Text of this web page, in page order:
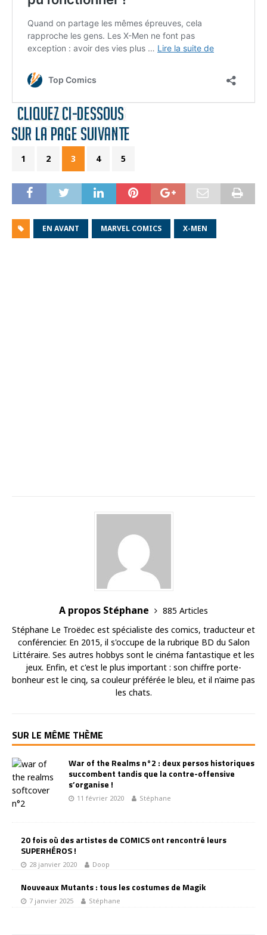
1 2 3 4 5
EN AVANT MARVEL COMICS X-MEN
A propos Stéphane
885 Articles
Stéphane Le Troëdec est spécialiste des comics, traducteur et
conférencier. En 2015, il s'occupe de la rubrique BD du Salon
Littéraire. Ses autres hobbys sont le cinéma fantastique et les
jeux. Enfin, et c'est le plus important : son chiffre porte-
bonheur est le cinq, sa couleur préférée le bleu, et il n’aime pas
les chats.
SUR LE MÊME THÈME
War of the Realms n°2 : deux persos historiques
succombent tandis que la contre-offensive
s’organise !
11 février 2020 Stéphane
20 fois où des artistes de COMICS ont rencontré leurs
SUPERHÉROS !
28 janvier 2020 Doop
Nouveaux Mutants : tous les costumes de Magik
7 janvier 2025 Stéphane